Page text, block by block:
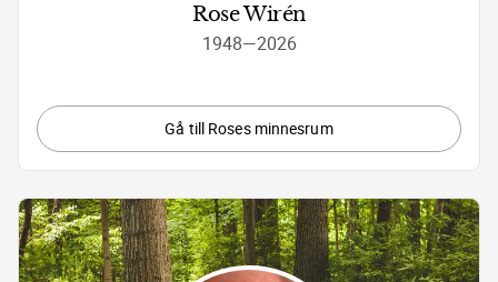
Rose Wirén
1948—2026
Gå till Roses minnesrum